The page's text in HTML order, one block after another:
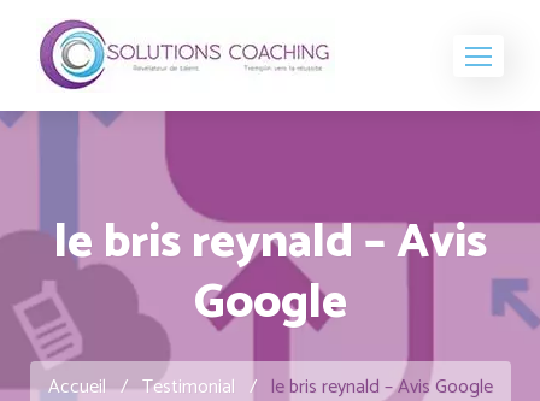
le bris reynald – Avis
Google
Accueil / Testimonial / le bris reynald – Avis Google